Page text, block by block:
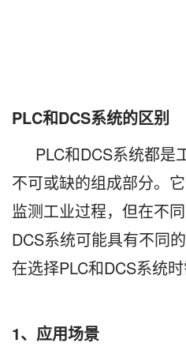
PLC和DCS系统的区别
PLC和DCS系统都是
不可或缺的组成部分。
监测工业过程，但在不
DCS系统可能具有不同
在选择PLC和DCS系统
1、应用场景